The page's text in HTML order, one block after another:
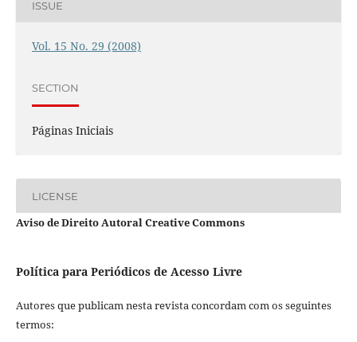
ISSUE
Vol. 15 No. 29 (2008)
SECTION
Páginas Iniciais
LICENSE
Aviso de Direito Autoral Creative Commons
Política para Periódicos de Acesso Livre
Autores que publicam nesta revista concordam com os seguintes
termos: